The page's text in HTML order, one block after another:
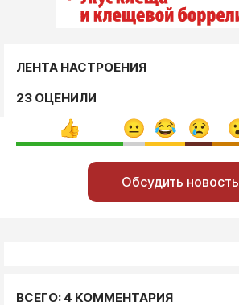
ЛЕНТА НАСТРОЕНИЯ
23 ОЦЕНИЛИ
Обсудить новость
ВСЕГО: 4 КОММЕНТАРИЯ